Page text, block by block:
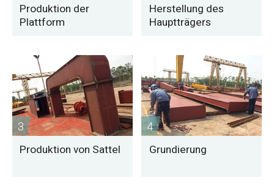
Produktion der
Plattform
Herstellung des
Hauptträgers
3
Produktion von Sattel
4
Grundierung